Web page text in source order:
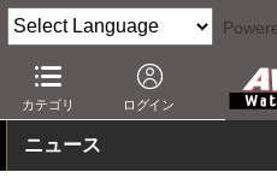
カテゴリ ログイン
AV Watch コンテンツ・サービス
ニュース